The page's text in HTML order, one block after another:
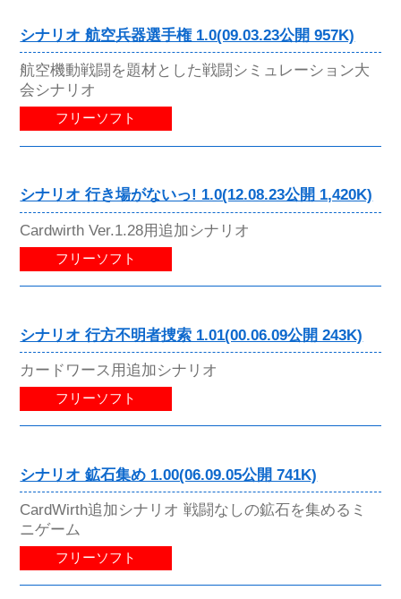
シナリオ 航空兵器選手権 1.0(09.03.23公開 957K)
航空機動戦闘を題材とした戦闘シミュレーション大
会シナリオ
フリーソフト
シナリオ 行き場がないっ! 1.0(12.08.23公開 1,420K)
Cardwirth Ver.1.28用追加シナリオ
フリーソフト
シナリオ 行方不明者捜索 1.01(00.06.09公開 243K)
カードワース用追加シナリオ
フリーソフト
シナリオ 鉱石集め 1.00(06.09.05公開 741K)
CardWirth追加シナリオ 戦闘なしの鉱石を集めるミ
ニゲーム
フリーソフト